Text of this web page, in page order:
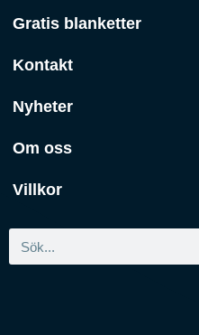
Gratis blanketter
Kontakt
Nyheter
Om oss
Villkor